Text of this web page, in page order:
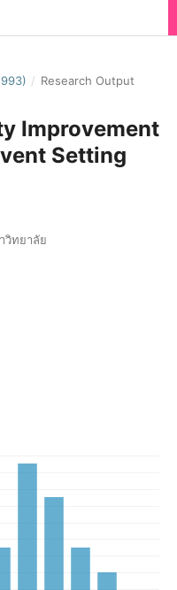
/ Research Output
Improvement
Setting
วิทยาลัย